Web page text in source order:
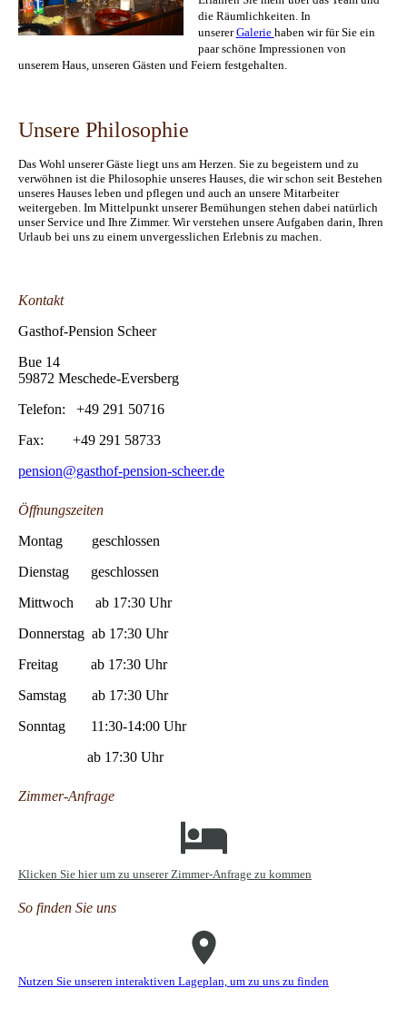
die Räumlichkeiten. In
unsererGalerie haben wir für Sie ein
paar schöne Impressionen von
unserem Haus, unseren Gästen und Feiern festgehalten.
Unsere Philosophie
Das Wohl unserer Gäste liegt uns am Herzen. Sie zu begeistern und zu
verwöhnen ist die Philosophie unseres Hauses, die wir schon seit Bestehen
unseres Hauses leben und pflegen und auch an unsere Mitarbeiter
weitergeben. Im Mittelpunkt unserer Bemühungen stehen dabei natürlich
unser Service und Ihre Zimmer. Wir verstehen unsere Aufgaben darin, Ihren
Urlaub bei uns zu einem unvergesslichen Erlebnis zu machen.
Kontakt
Gasthof-Pension Scheer
Bue 14
59872 Meschede-Eversberg
Telefon: +49 291 50716
Fax: +49 291 58733
pension@gasthof-pension-scheer.de
Öffnungszeiten
Montag geschlossen
Dienstag geschlossen
Mittwoch ab 17:30 Uhr
Donnerstag ab 17:30 Uhr
Freitag ab 17:30 Uhr
Samstag ab 17:30 Uhr
Sonntag 11:30-14:00 Uhr
ab 17:30 Uhr
Zimmer-Anfrage
Klicken Sie hier um zu unserer Zimmer-Anfrage zu kommen
So finden Sie uns
Nutzen Sie unseren interaktiven La­ge­plan, um zu uns zu finden